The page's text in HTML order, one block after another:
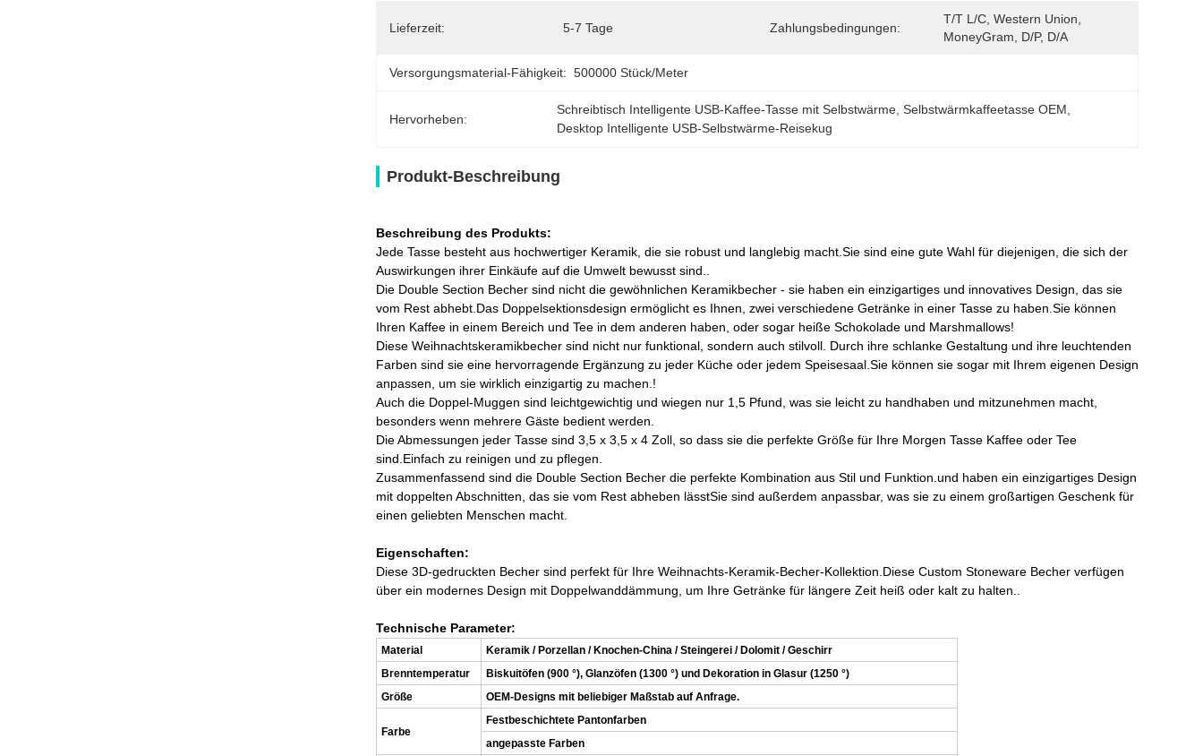
Lieferzeit: 5-7 Tage Zahlungsbedingungen:
T/T L/C, Western Union,
MoneyGram, D/P, D/A
Versorgungsmaterial-Fähigkeit: 500000 Stück/Meter
Hervorheben:
Schreibtisch Intelligente USB-Kaffee-Tasse mit Selbstwärme , Selbstwärmkaffeetasse OEM
Desktop Intelligente USB-Selbstwärme-Reisekug
Produkt-Beschreibung
Beschreibung des Produkts:
Jede Tasse besteht aus hochwertiger Keramik, die sie robust und langlebig macht.Sie sind eine gute Wahl für diejenigen, die sich der
Auswirkungen ihrer Einkäufe auf die Umwelt bewusst sind..
Die Double Section Becher sind nicht die gewöhnlichen Keramikbecher - sie haben ein einzigartiges und innovatives Design, das sie
vom Rest abhebt.Das Doppelsektionsdesign ermöglicht es Ihnen, zwei verschiedene Getränke in einer Tasse zu haben.Sie können
Ihren Kaffee in einem Bereich und Tee in dem anderen haben, oder sogar heiße Schokolade und Marshmallows!
Diese Weihnachtskeramikbecher sind nicht nur funktional, sondern auch stilvoll. Durch ihre schlanke Gestaltung und ihre leuchtenden
Farben sind sie eine hervorragende Ergänzung zu jeder Küche oder jedem Speisesaal.Sie können sie sogar mit Ihrem eigenen Design
anpassen, um sie wirklich einzigartig zu machen.!
Auch die Doppel-Muggen sind leichtgewichtig und wiegen nur 1,5 Pfund, was sie leicht zu handhaben und mitzunehmen macht,
besonders wenn mehrere Gäste bedient werden.
Die Abmessungen jeder Tasse sind 3,5 x 3,5 x 4 Zoll, so dass sie die perfekte Größe für Ihre Morgen Tasse Kaffee oder Tee
sind.Einfach zu reinigen und zu pflegen.
Zusammenfassend sind die Double Section Becher die perfekte Kombination aus Stil und Funktion.und haben ein einzigartiges Design
mit doppelten Abschnitten, das sie vom Rest abheben lässtSie sind außerdem anpassbar, was sie zu einem großartigen Geschenk für
einen geliebten Menschen macht.
Eigenschaften:
Diese 3D-gedruckten Becher sind perfekt für Ihre Weihnachts-Keramik-Becher-Kollektion.Diese Custom Stoneware Becher verfügen
über ein modernes Design mit Doppelwanddämmung, um Ihre Getränke für längere Zeit heiß oder kalt zu halten..
Technische Parameter:
Material
Keramik / Porzellan / Knochen-China / Steingerei / Dolomit / Geschirr
Brenntemperatur
Biskuitöfen (900 °), Glanzöfen (1300 °) und Dekoration in Glasur (1250 °)
Größe
OEM-Designs mit beliebiger Maßstab auf Anfrage.
Farbe
Festbeschichtete Pantonfarben
angepasste Farben